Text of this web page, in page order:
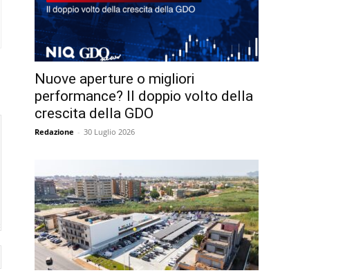
Nuove aperture o migliori
performance? Il doppio volto della
crescita della GDO
Redazione - 30 Luglio 2026